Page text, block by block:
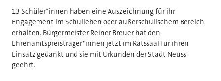
13 Schüler*innen haben eine Auszeichnung für ihr
Engagement im Schulleben oder außerschulischem Bereich
erhalten. Bürgermeister Reiner Breuer hat den
Ehrenamtspreisträger*innen jetzt im Ratssaal für ihren
Einsatz gedankt und sie mit Urkunden der Stadt Neuss
geehrt.